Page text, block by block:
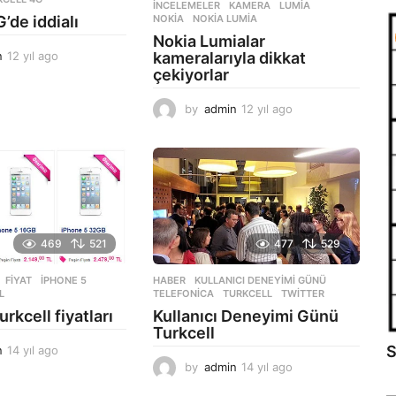
iddialı
12 yıl ago
İNCELEMELER KAMERA ,LUMIA
NOKIA
,NOKIA LUMIA
Nokia Lumialar
kameralarıyla dikkat
çekiyorlar
by admin 12 yıl ago
ı
l
a
g
o
469 521
FIYAT ,IPHONE 5
fiyatları
14 yıl ago
477 529
HABER KULLANICI DENEYIMI GÜNÜ
TELEFONICA
,TURKCELL ,TWITTER
Kullanıcı Deneyimi Günü
Turkcell
by admin 14 yıl ago